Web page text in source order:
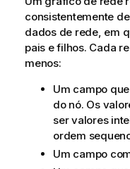
consistentemente
dados de rede, em
pais e filhos. Cada
menos:
Um campo
do nó. Os
ser valores
ordem
Um campo